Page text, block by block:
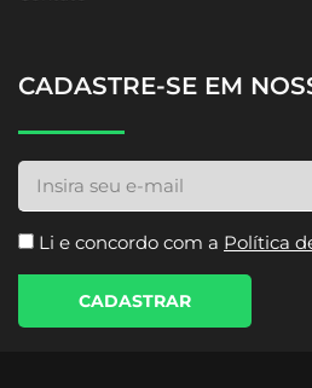
CADASTRE-SE EM
Li e concordo com a Política
CADASTRAR